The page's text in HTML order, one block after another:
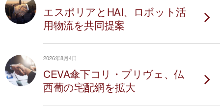
エスポリアとHAI、ロボット活
用物流を共同提案
2026年8月4日
CEVA傘下コリ・プリヴェ、仏
西葡の宅配網を拡大